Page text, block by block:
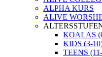
ALPHA KURS
ALIVE
KOALAS
KIDS (3-
TEENS